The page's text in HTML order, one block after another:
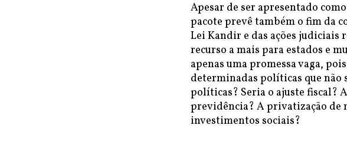
Apesar de ser apresentado
pacote prevê também o fim da
Lei Kandir e das ações judiciais
recurso a mais para estados e
apenas uma promessa vaga,
determinadas políticas que não
políticas? Seria o ajuste fiscal?
previdência? A privatização de
investimentos sociais?